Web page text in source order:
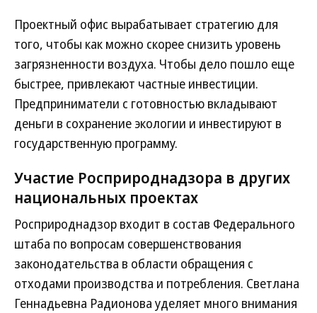
Проектный офис вырабатывает стратегию для
того, чтобы как можно скорее снизить уровень
загрязненности воздуха. Чтобы дело пошло еще
быстрее, привлекают частные инвестиции.
Предприниматели с готовностью вкладывают
деньги в сохранение экологии и инвестируют в
государственную программу.
Участие Росприроднадзора в других
национальных проектах
Росприроднадзор входит в состав Федерального
штаба по вопросам совершенствования
законодательства в области обращения с
отходами производства и потребления. Светлана
Геннадьевна Радионова уделяет много внимания